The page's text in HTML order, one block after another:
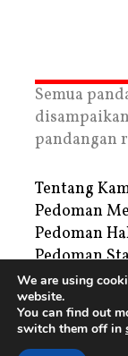
Semua
pandangan
Tentang
Pedoman
Pedoman
Pedoman
Privacy
Periklanan
Copyright ©
We are using
website.
You can find out
switch them off in